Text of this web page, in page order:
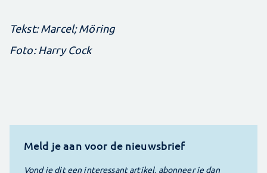
Tekst: Marcel; Möring
Foto: Harry Cock
Meld je aan voor de nieuwsbrief
Vond je dit een interessant artikel, abonneer je dan